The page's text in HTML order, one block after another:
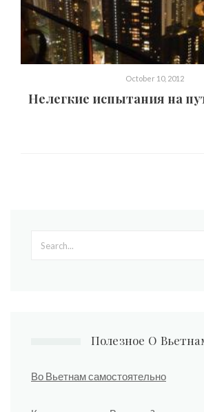
October 10, 2012
Нелегкие испытания на
Search form
Полезное О
Во Вьетнам самостоятельно